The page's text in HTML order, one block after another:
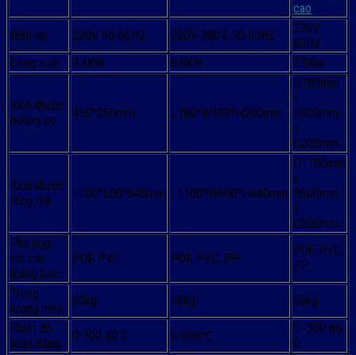
cao
Điện áp
220V 50-60HZ 220V-380V, 50-60HZ
220V –
50Hz
Công suất
9.4KW 6.8KW 5.5Kw
Kích thước
buồng co
450*350mm L780*W400*H200mm
D780mm
x
R400mm
x
C200mm
Kích thước
tổng thể
1100*600*640mm L1100*W600*H640mm
D1100mm
x
R600mm
x
C200mm
Phù hợp
với các
màng bọc
POF, PVC POF, PVC, PP
POF, PVC,
PP…
Trọng
lượng máy
60kg 50kg
50kg
Nhiệt độ
hoạt động
0-300 độ C 0-300℃
0 -300 độ
C